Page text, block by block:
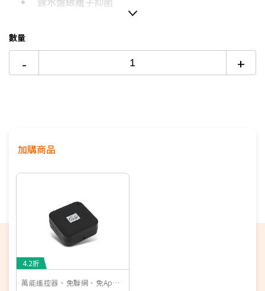
24期
數量
- +
加購商品
4.2折
萬能遙控器、免聯網、免App、聲控